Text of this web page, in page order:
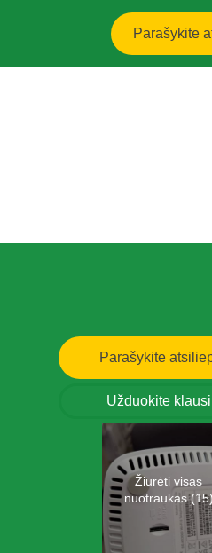
Parašykite
Parašykite
Užduokite
Žiūrėti visas
nuotraukas (15)